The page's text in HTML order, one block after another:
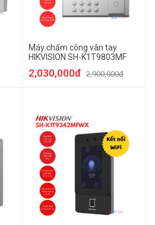
Máy chấm công vân tay
HIKVISION SH-K1T9803MF
2,030,000đ 2,900,000đ